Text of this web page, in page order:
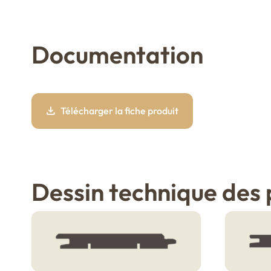
Documentation
Télécharger la fiche produit
Dessin technique